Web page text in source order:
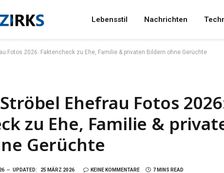
Lebensstil Nachrichten
Fotos 2026: Faktencheck zu Ehe, Familie & privaten Bildern ohne Gerüchte
Ehefrau Fotos
zu Ehe, Familie &
Gerüchte
UPDATED: 25 MÄRZ 2026 KEINE KOMMENTARE 7 MINS READ